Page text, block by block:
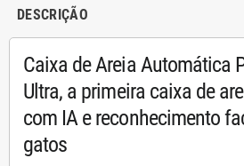
DESCRIÇÃO
Caixa de Areia Automática
Ultra, a primeira caixa de
com IA e reconhecimento
gatos